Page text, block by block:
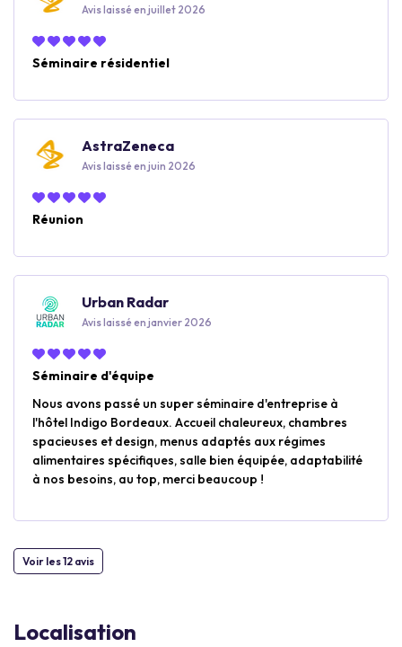
Avis laissé en juillet 2026
Séminaire résidentiel
AstraZeneca
Avis laissé en juin 2026
Réunion
Urban Radar
Avis laissé en janvier 2026
Séminaire d'équipe
Nous avons passé un super séminaire d'entreprise à
l'hôtel Indigo Bordeaux. Accueil chaleureux, chambres
spacieuses et design, menus adaptés aux régimes
alimentaires spécifiques, salle bien équipée, adaptabilité
à nos besoins, au top, merci beaucoup !
Voir les 12 avis
Localisation